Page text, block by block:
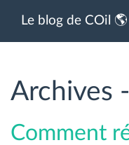
Le blog de COil 🌎
Archives
Comment